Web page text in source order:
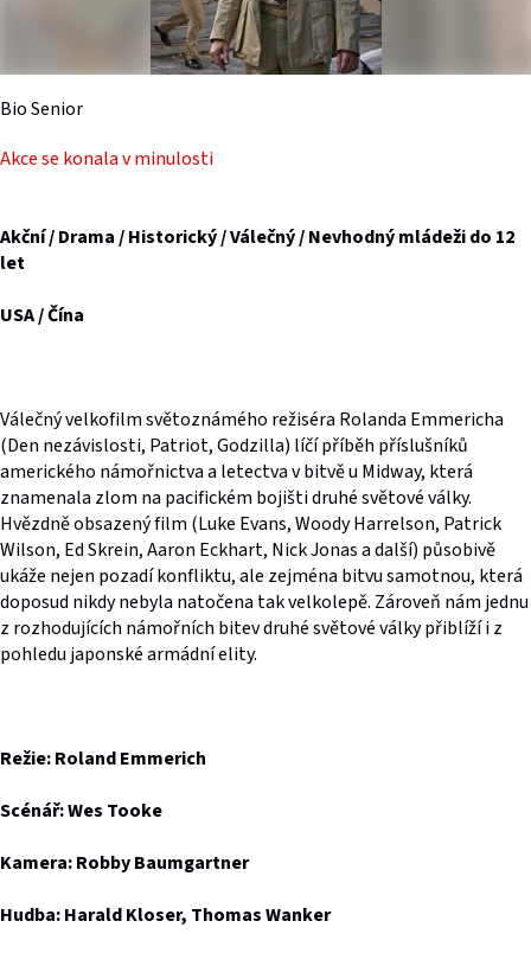
Bio Senior
Akce se konala v minulosti
Akční / Drama / Historický / Válečný / Nevhodný mládeži do 12
let
USA / Čína
Válečný velkofilm světoznámého režiséra Rolanda Emmericha
(Den nezávislosti, Patriot, Godzilla) líčí příběh příslušníků
amerického námořnictva a letectva v bitvě u Midway, která
znamenala zlom na pacifickém bojišti druhé světové války.
Hvězdně obsazený film (Luke Evans, Woody Harrelson, Patrick
Wilson, Ed Skrein, Aaron Eckhart, Nick Jonas a další) působivě
ukáže nejen pozadí konfliktu, ale zejména bitvu samotnou, která
doposud nikdy nebyla natočena tak velkolepě. Zároveň nám jednu
z rozhodujících námořních bitev druhé světové války přiblíží i z
pohledu japonské armádní elity.
Režie: Roland Emmerich
Scénář: Wes Tooke
Kamera: Robby Baumgartner
Hudba: Harald Kloser, Thomas Wanker